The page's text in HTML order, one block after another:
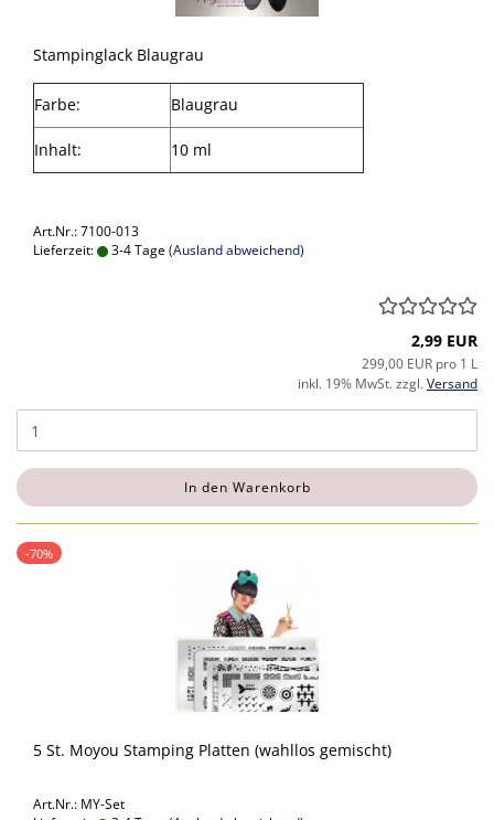
Stampinglack Blaugrau
Farbe: Blaugrau
Inhalt: 10 ml
Art.Nr.: 7100-013
Lieferzeit:
3-4 Tage(Ausland abweichend)
2,99 EUR
299,00 EUR pro 1 L
inkl. 19% MwSt. zzgl.Versand
In den Warenkorb
-70%
5 St. Moyou Stamping Platten (wahllos gemischt)
Art.Nr.: MY-Set